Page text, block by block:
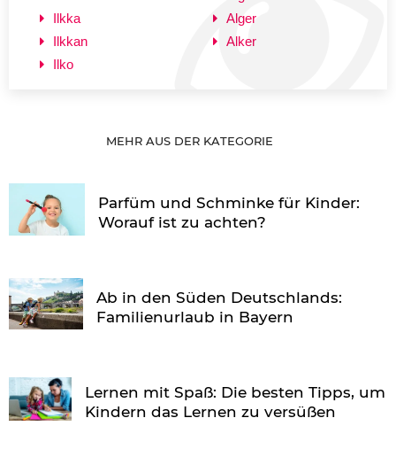
Ilkka
Ilkkan
Ilko
Alger
Alker
MEHR AUS DER KATEGORIE
Parfüm und Schminke für Kinder:
Worauf ist zu achten?
Ab in den Süden Deutschlands:
Familienurlaub in Bayern
Lernen mit Spaß: Die besten Tipps, um
Kindern das Lernen zu versüßen